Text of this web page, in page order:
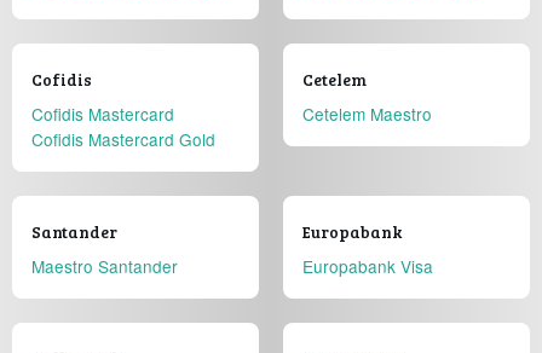
Cofidis
Cofidis Mastercard
Cofidis Mastercard Gold
Cetelem
Cetelem Maestro
Santander
Maestro Santander
Europabank
Europabank Visa